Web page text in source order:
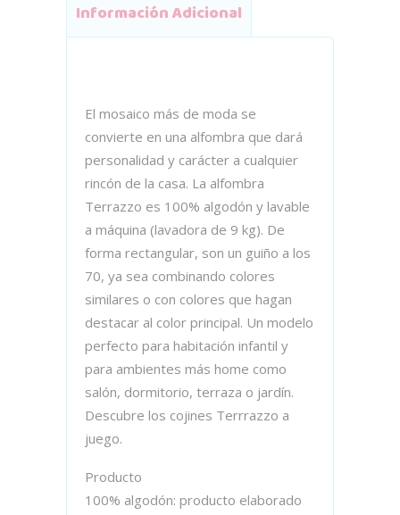
Información Adicional
El mosaico más de moda se
convierte en una alfombra que dará
personalidad y carácter a cualquier
rincón de la casa. La alfombra
Terrazzo es 100% algodón y lavable
a máquina (lavadora de 9 kg). De
forma rectangular, son un guiño a los
70, ya sea combinando colores
similares o con colores que hagan
destacar al color principal. Un modelo
perfecto para habitación infantil y
para ambientes más home como
salón, dormitorio, terraza o jardín.
Descubre los cojines Terrrazzo a
juego.
Producto
100% algodón: producto elaborado